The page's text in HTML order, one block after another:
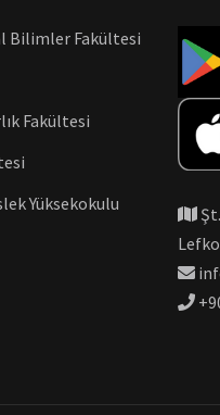
Bilimler Fakültesi
Fakültesi
Yüksekokulu